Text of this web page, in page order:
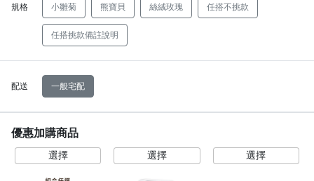
規格 小雛菊 熊寶貝 絲絨玫瑰 任搭不挑款
任搭挑款備註說明
配送 一般宅配
優惠加購商品